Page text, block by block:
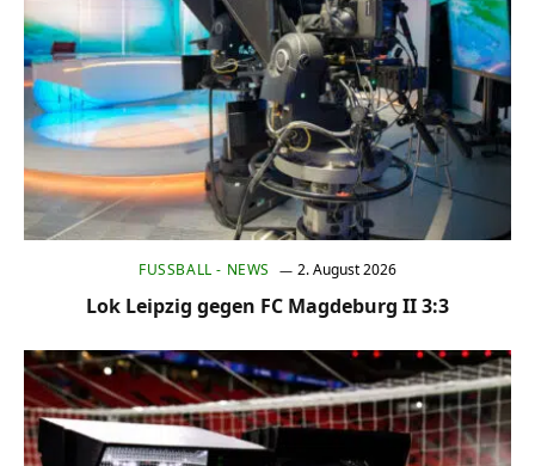
FUSSBALL - NEWS 2. August 2026
Lok Leipzig gegen FC Magdeburg II 3:3